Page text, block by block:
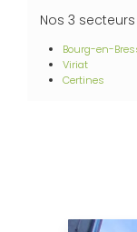
Nos 3
Bourg-en-
Viriat
Certines